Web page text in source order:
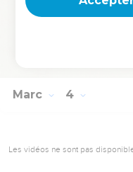
un frère, une sœur, ou
La Bible Du Semeur Copyright ©
Marc 4
Les vidéos ne sont pas